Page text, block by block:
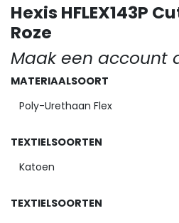
Hexis HFLEX143P
Roze
Maak een account
MATERIAALSOORT
TEXTIELSOORTEN
TEXTIELSOORTEN